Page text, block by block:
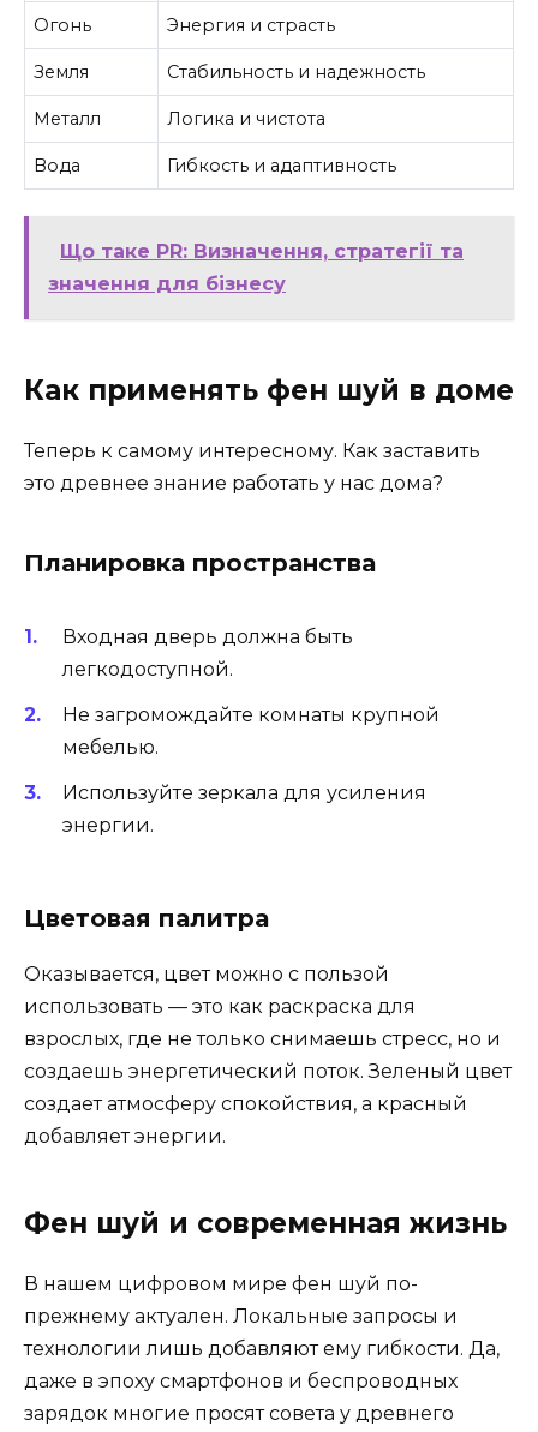
Огонь Энергия и страсть
Земля Стабильность и надежность
Металл Логика и чистота
Вода Гибкость и адаптивность
Що таке PR: Визначення, стратегії та
значення для бізнесу
Как применять фен шуй в доме
Теперь к самому интересному. Как заставить
это древнее знание работать у нас дома?
Планировка пространства
Входная дверь должна быть
легкодоступной.
Не загромождайте комнаты крупной
мебелью.
Используйте зеркала для усиления
энергии.
Цветовая палитра
Оказывается, цвет можно с пользой
использовать — это как раскраска для
взрослых, где не только снимаешь стресс, но и
создаешь энергетический поток. Зеленый цвет
создает атмосферу спокойствия, а красный
добавляет энергии.
Фен шуй и современная жизнь
В нашем цифровом мире фен шуй по-
прежнему актуален. Локальные запросы и
технологии лишь добавляют ему гибкости. Да,
даже в эпоху смартфонов и беспроводных
зарядок многие просят совета у древнего